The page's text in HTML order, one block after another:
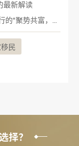
最新解读
活动回顾|家叶集团和广发银行的“聚势共富，感恩同行”答谢会！
民
择？